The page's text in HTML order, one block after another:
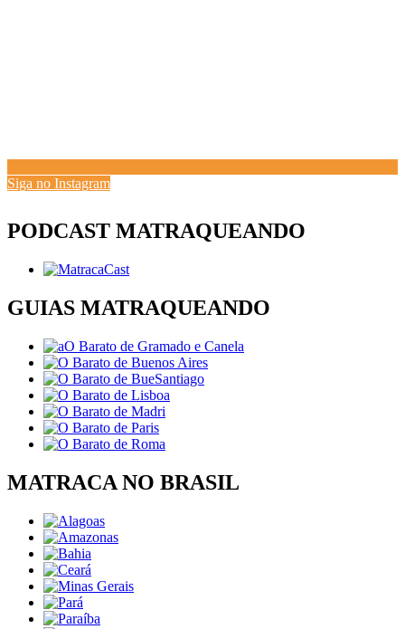
Siga no Instagram
PODCAST MATRAQUEANDO
GUIAS MATRAQUEANDO
MATRACA NO BRASIL